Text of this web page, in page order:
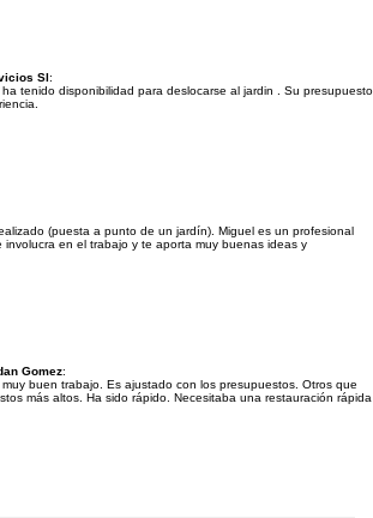
Sl:
tenido disponibilidad para deslocarse al jardin . Su presupuesto
(puesta a punto de un jardín). Miguel es un profesional
involucra en el trabajo y te aporta muy buenas ideas y
Gomez:
buen trabajo. Es ajustado con los presupuestos. Otros que
más altos. Ha sido rápido. Necesitaba una restauración rápida